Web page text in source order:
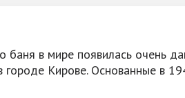
баня в мире появилась очень
городе Кирове. Основанные в